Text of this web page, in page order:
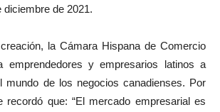
de 2021.
la Cámara Hispana de Comercio
emprendedores y empresarios latinos a
mundo de los negocios canadienses. Por
recordó que: “El mercado empresarial es